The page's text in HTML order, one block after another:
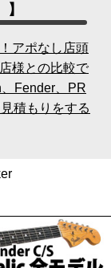
アポなし店頭
様との比較で
Fender、PR
積もりをする